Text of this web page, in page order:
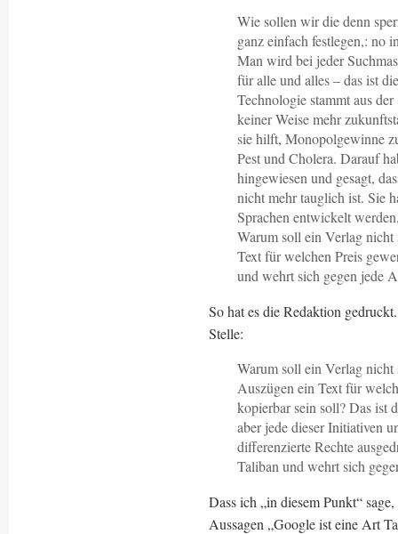
Wie sollen wir die denn
ganz einfach festlegen,: no
Man wird bei jeder
für alle und alles – das ist
Technologie stammt aus
keiner Weise mehr
sie hilft, Monopolgewinne
Pest und Cholera. Darauf
hingewiesen und gesagt,
nicht mehr tauglich ist. Sie
Sprachen entwickelt
Warum soll ein Verlag
Text für welchen Preis
und wehrt sich gegen jede
So hat es die Redaktion
Stelle:
Warum soll ein Verlag
Auszügen ein Text für
kopierbar sein soll? Das ist
aber jede dieser Initiativen
differenzierte Rechte
Taliban und wehrt sich
Dass ich „in diesem Punkt“
Aussagen „Google ist eine Art